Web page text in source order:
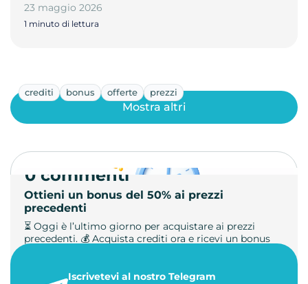
23 maggio 2026
1 minuto di lettura
crediti bonus offerte prezzi
Ottieni un bonus del 50% ai prezzi
precedenti
⏳ Oggi è l’ultimo giorno per acquistare ai prezzi
precedenti. 💰 Acquista crediti ora e ricevi un bonus
23 maggio 2026
Mostra altri
0 commenti
Iscrivetevi al nostro Telegram